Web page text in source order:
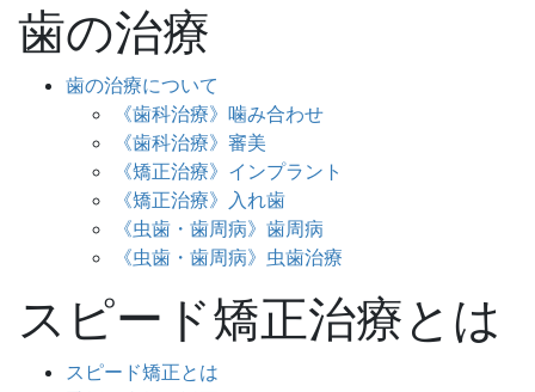
歯の治療
歯の治療について
《歯科治療》噛み合わせ
《歯科治療》審美
《矯正治療》インプラント
《矯正治療》入れ歯
《虫歯・歯周病》歯周病
《虫歯・歯周病》虫歯治療
スピード矯正治療とは
スピード矯正とは